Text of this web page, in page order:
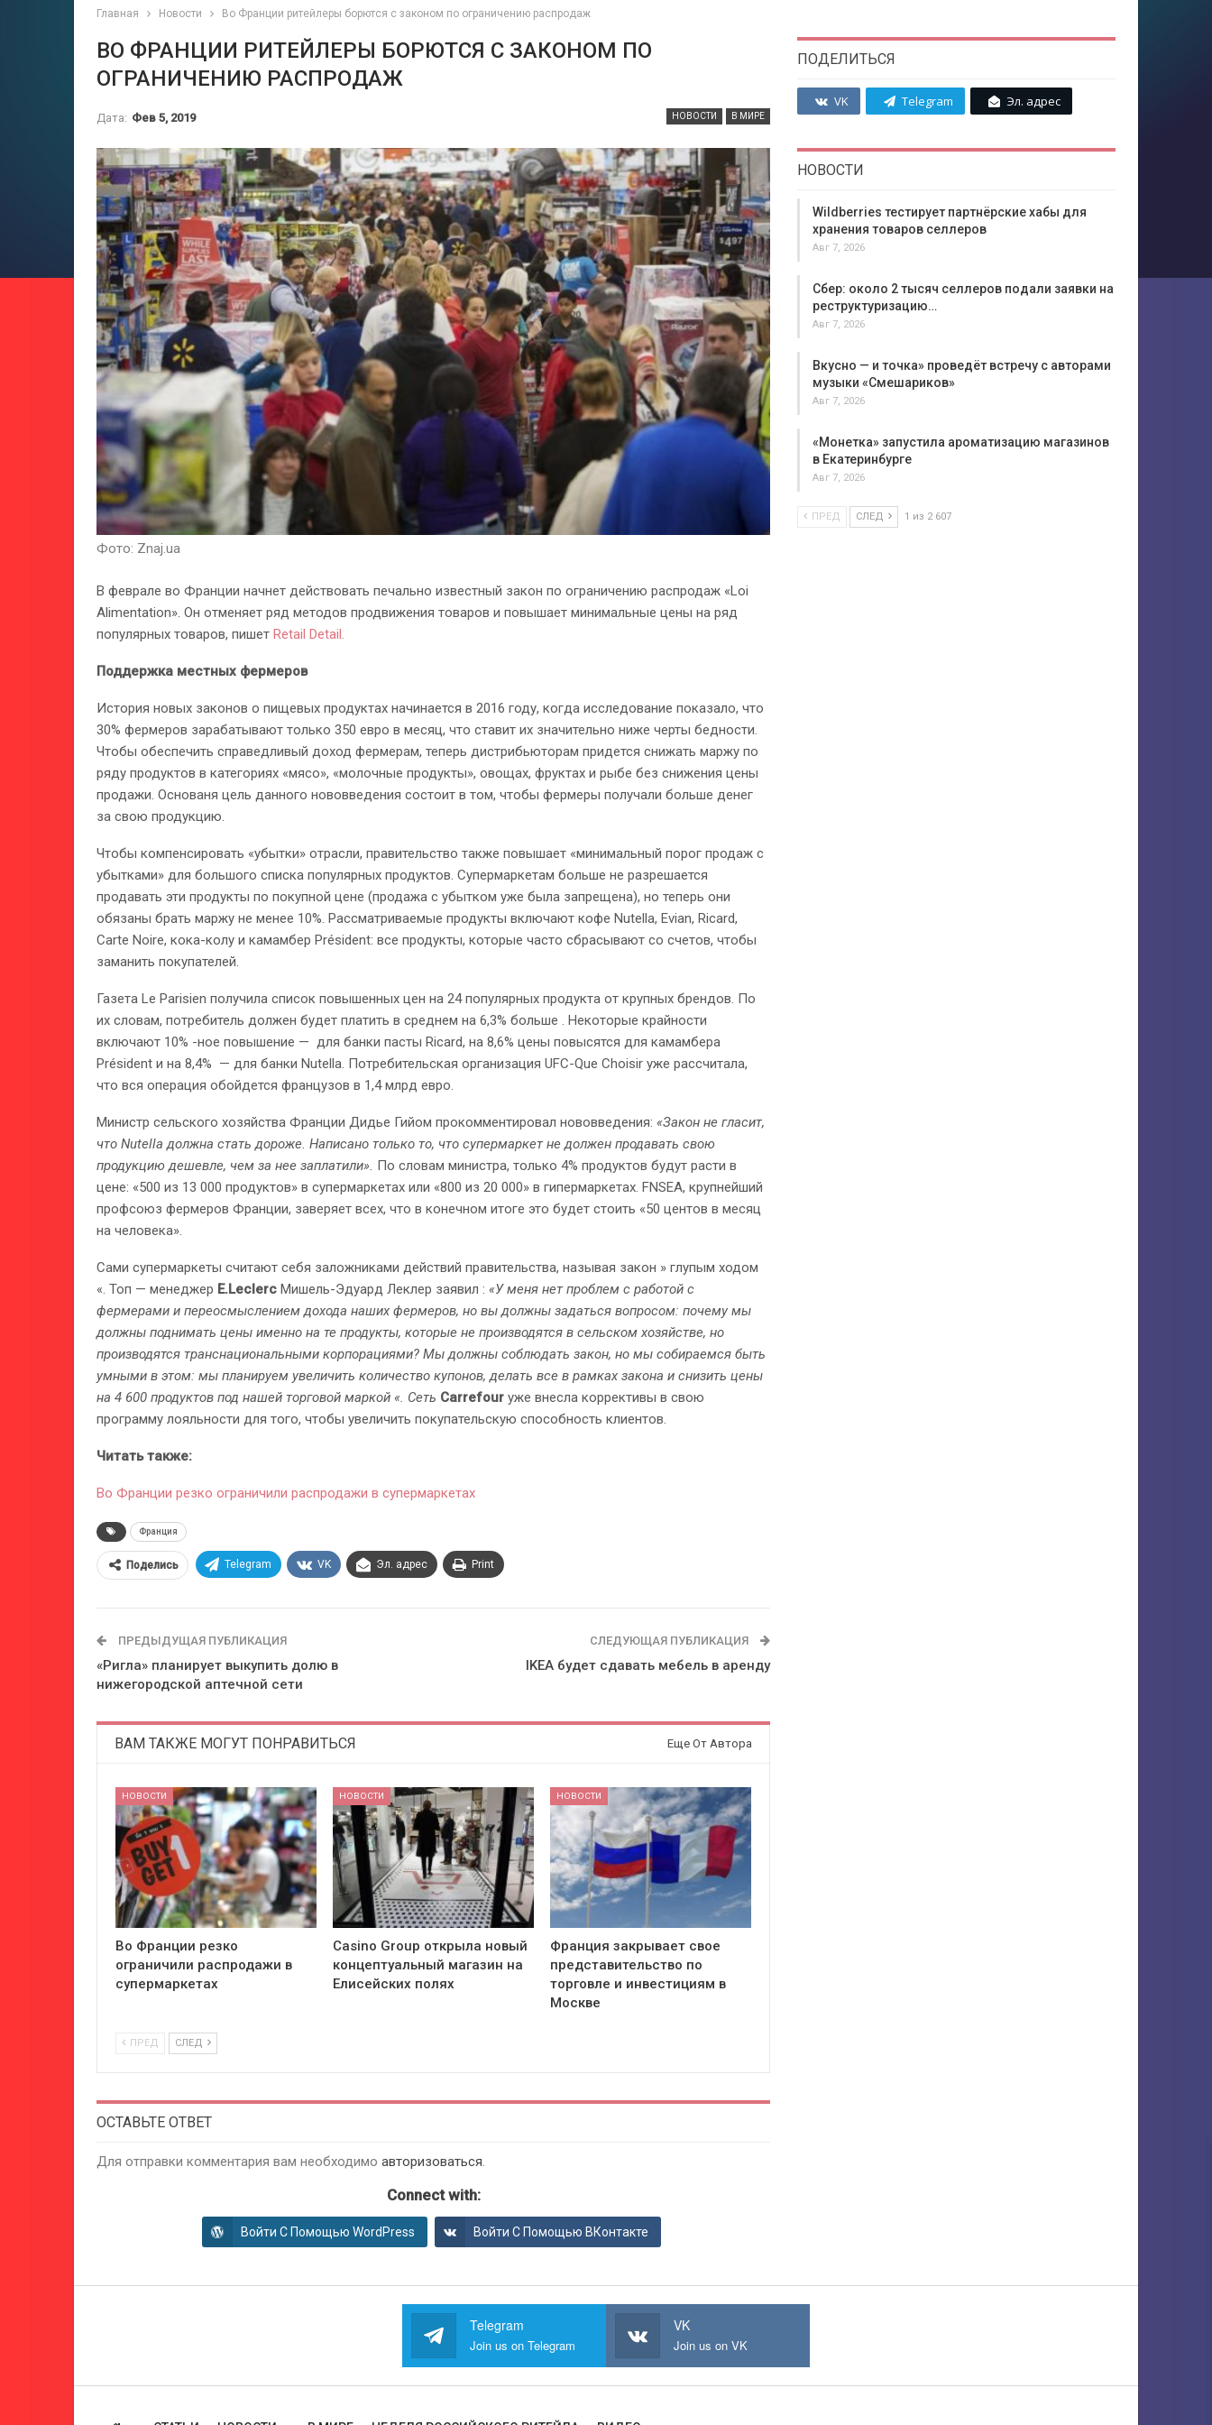
Главная Новости Во Франции ритейлеры борются с законом по ограничению распродаж
ВО ФРАНЦИИ РИТЕЙЛЕРЫ БОРЮТСЯ С ЗАКОНОМ ПО
ОГРАНИЧЕНИЮ РАСПРОДАЖ
НОВОСТИ В МИРЕ
Дата: Фев 5, 2019
Фото: Znaj.ua
В феврале во Франции начнет действовать печально известный закон по ограничению распродаж «Loi
Alimentation». Он отменяет ряд методов продвижения товаров и повышает минимальные цены на ряд
популярных товаров, пишет Retail Detail.
Поддержка местных фермеров
История новых законов о пищевых продуктах начинается в 2016 году, когда исследование показало, что
30% фермеров зарабатывают только 350 евро в месяц, что ставит их значительно ниже черты бедности.
Чтобы обеспечить справедливый доход фермерам, теперь дистрибьюторам придется снижать маржу по
ряду продуктов в категориях «мясо», «молочные продукты», овощах, фруктах и ​​рыбе без снижения цены
продажи. Основаня цель данного нововведения состоит в том, чтобы фермеры получали больше денег
за свою продукцию.
Чтобы компенсировать «убытки» отрасли, правительство также повышает «минимальный порог продаж с
убытками» для большого списка популярных продуктов. Супермаркетам больше не разрешается
продавать эти продукты по покупной цене (продажа с убытком уже была запрещена), но теперь они
обязаны брать маржу не менее 10%. Рассматриваемые продукты включают кофе Nutella, Evian, Ricard,
Carte Noire, кока-колу и камамбер Président: все продукты, которые часто сбрасывают со счетов, чтобы
заманить покупателей.
Газета Le Parisien получила список повышенных цен на 24 популярных продукта от крупных брендов. По
их словам, потребитель должен будет платить в среднем на 6,3% больше . Некоторые крайности
включают 10% -ное повышение — для банки пасты Ricard, на 8,6% цены повысятся для камамбера
Président и на 8,4% — для банки Nutella. Потребительская организация UFC-Que Choisir уже рассчитала,
что вся операция обойдется французов в 1,4 млрд евро.
Министр сельского хозяйства Франции Дидье Гийом прокомментировал нововведения: «Закон не гласит,
что Nutella должна стать дороже. Написано только то, что супермаркет не должен продавать свою
продукцию дешевле, чем за нее заплатили». По словам министра, только 4% продуктов будут расти в
цене: «500 из 13 000 продуктов» в супермаркетах или «800 из 20 000» в гипермаркетах. FNSEA, крупнейший
профсоюз фермеров Франции, заверяет всех, что в конечном итоге это будет стоить «50 центов в месяц
на человека».
Сами супермаркеты считают себя заложниками действий правительства, называя закон » глупым ходом
«. Топ — менеджер E.Leclerc Мишель-Эдуард Леклер заявил : «У меня нет проблем с работой с
фермерами и переосмыслением дохода наших фермеров, но вы должны задаться вопросом: почему мы
должны поднимать цены именно на те продукты, которые не производятся в сельском хозяйстве, но
производятся транснациональными корпорациями? Мы должны соблюдать закон, но мы собираемся быть
умными в этом: мы планируем увеличить количество купонов, делать все в рамках закона и снизить цены
на 4 600 продуктов под нашей торговой маркой «. Сеть Carrefour уже внесла коррективы в свою
программу лояльности для того, чтобы увеличить покупательскую способность клиентов.
Читать также:
Во Франции резко ограничили распродажи в супермаркетах
Франция
Поделись Telegram VK Эл. адрес Print
ПРЕДЫДУЩАЯ ПУБЛИКАЦИЯ
«Ригла» планирует выкупить долю в
нижегородской аптечной сети
СЛЕДУЮЩАЯ ПУБЛИКАЦИЯ
IKEA будет сдавать мебель в аренду
ВАМ ТАКЖЕ МОГУТ ПОНРАВИТЬСЯ Еще От Автора
НОВОСТИ
Во Франции резко
ограничили распродажи в
супермаркетах
НОВОСТИ
Casino Group открыла новый
концептуальный магазин на
Елисейских полях
НОВОСТИ
Франция закрывает свое
представительство по
торговле и инвестициям в
Москве
ПРЕД СЛЕД
ОСТАВЬТЕ ОТВЕТ
Для отправки комментария вам необходимо авторизоваться.
Connect with:
Войти С Помощью WordPress Войти С Помощью ВКонтакте
ПОДЕЛИТЬСЯ
VK Telegram Эл. адрес
НОВОСТИ
Wildberries тестирует партнёрские хабы для
хранения товаров селлеров
Авг 7, 2026
Сбер: около 2 тысяч селлеров подали заявки на
реструктуризацию…
Авг 7, 2026
Вкусно — и точка» проведёт встречу с авторами
музыки «Смешариков»
Авг 7, 2026
«Монетка» запустила ароматизацию магазинов
в Екатеринбурге
Авг 7, 2026
ПРЕД СЛЕД 1 из 2 607
Telegram
Join us on Telegram
VK
Join us on VK